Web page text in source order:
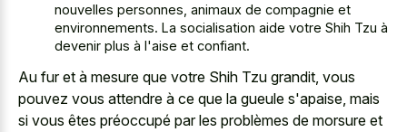
nouvelles personnes, animaux de compagnie et
environnements. La socialisation aide votre Shih Tzu à
devenir plus à l'aise et confiant.
Au fur et à mesure que votre Shih Tzu grandit, vous
pouvez vous attendre à ce que la gueule s'apaise, mais
si vous êtes préoccupé par les problèmes de morsure et